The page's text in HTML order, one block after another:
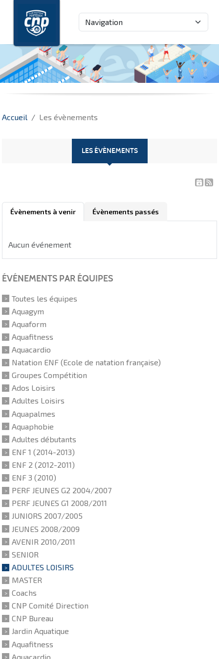
Accueil Les évènements
LES ÉVÈNEMENTS
Évènements à venir Évènements passés
Aucun événement
ÉVÉNEMENTS PAR ÉQUIPES
Toutes les équipes
Aquagym
Aquaform
Aquafitness
Aquacardio
Natation ENF (Ecole de natation française)
Groupes Compétition
Ados Loisirs
Adultes Loisirs
Aquapalmes
Aquaphobie
Adultes débutants
ENF 1 (2014-2013)
ENF 2 (2012-2011)
ENF 3 (2010)
PERF JEUNES G2 2004/2007
PERF JEUNES G1 2008/2011
JUNIORS 2007/2005
JEUNES 2008/2009
AVENIR 2010/2011
SENIOR
ADULTES LOISIRS
MASTER
Coachs
CNP Comité Direction
CNP Bureau
Jardin Aquatique
Aquafitness
Aquacardio